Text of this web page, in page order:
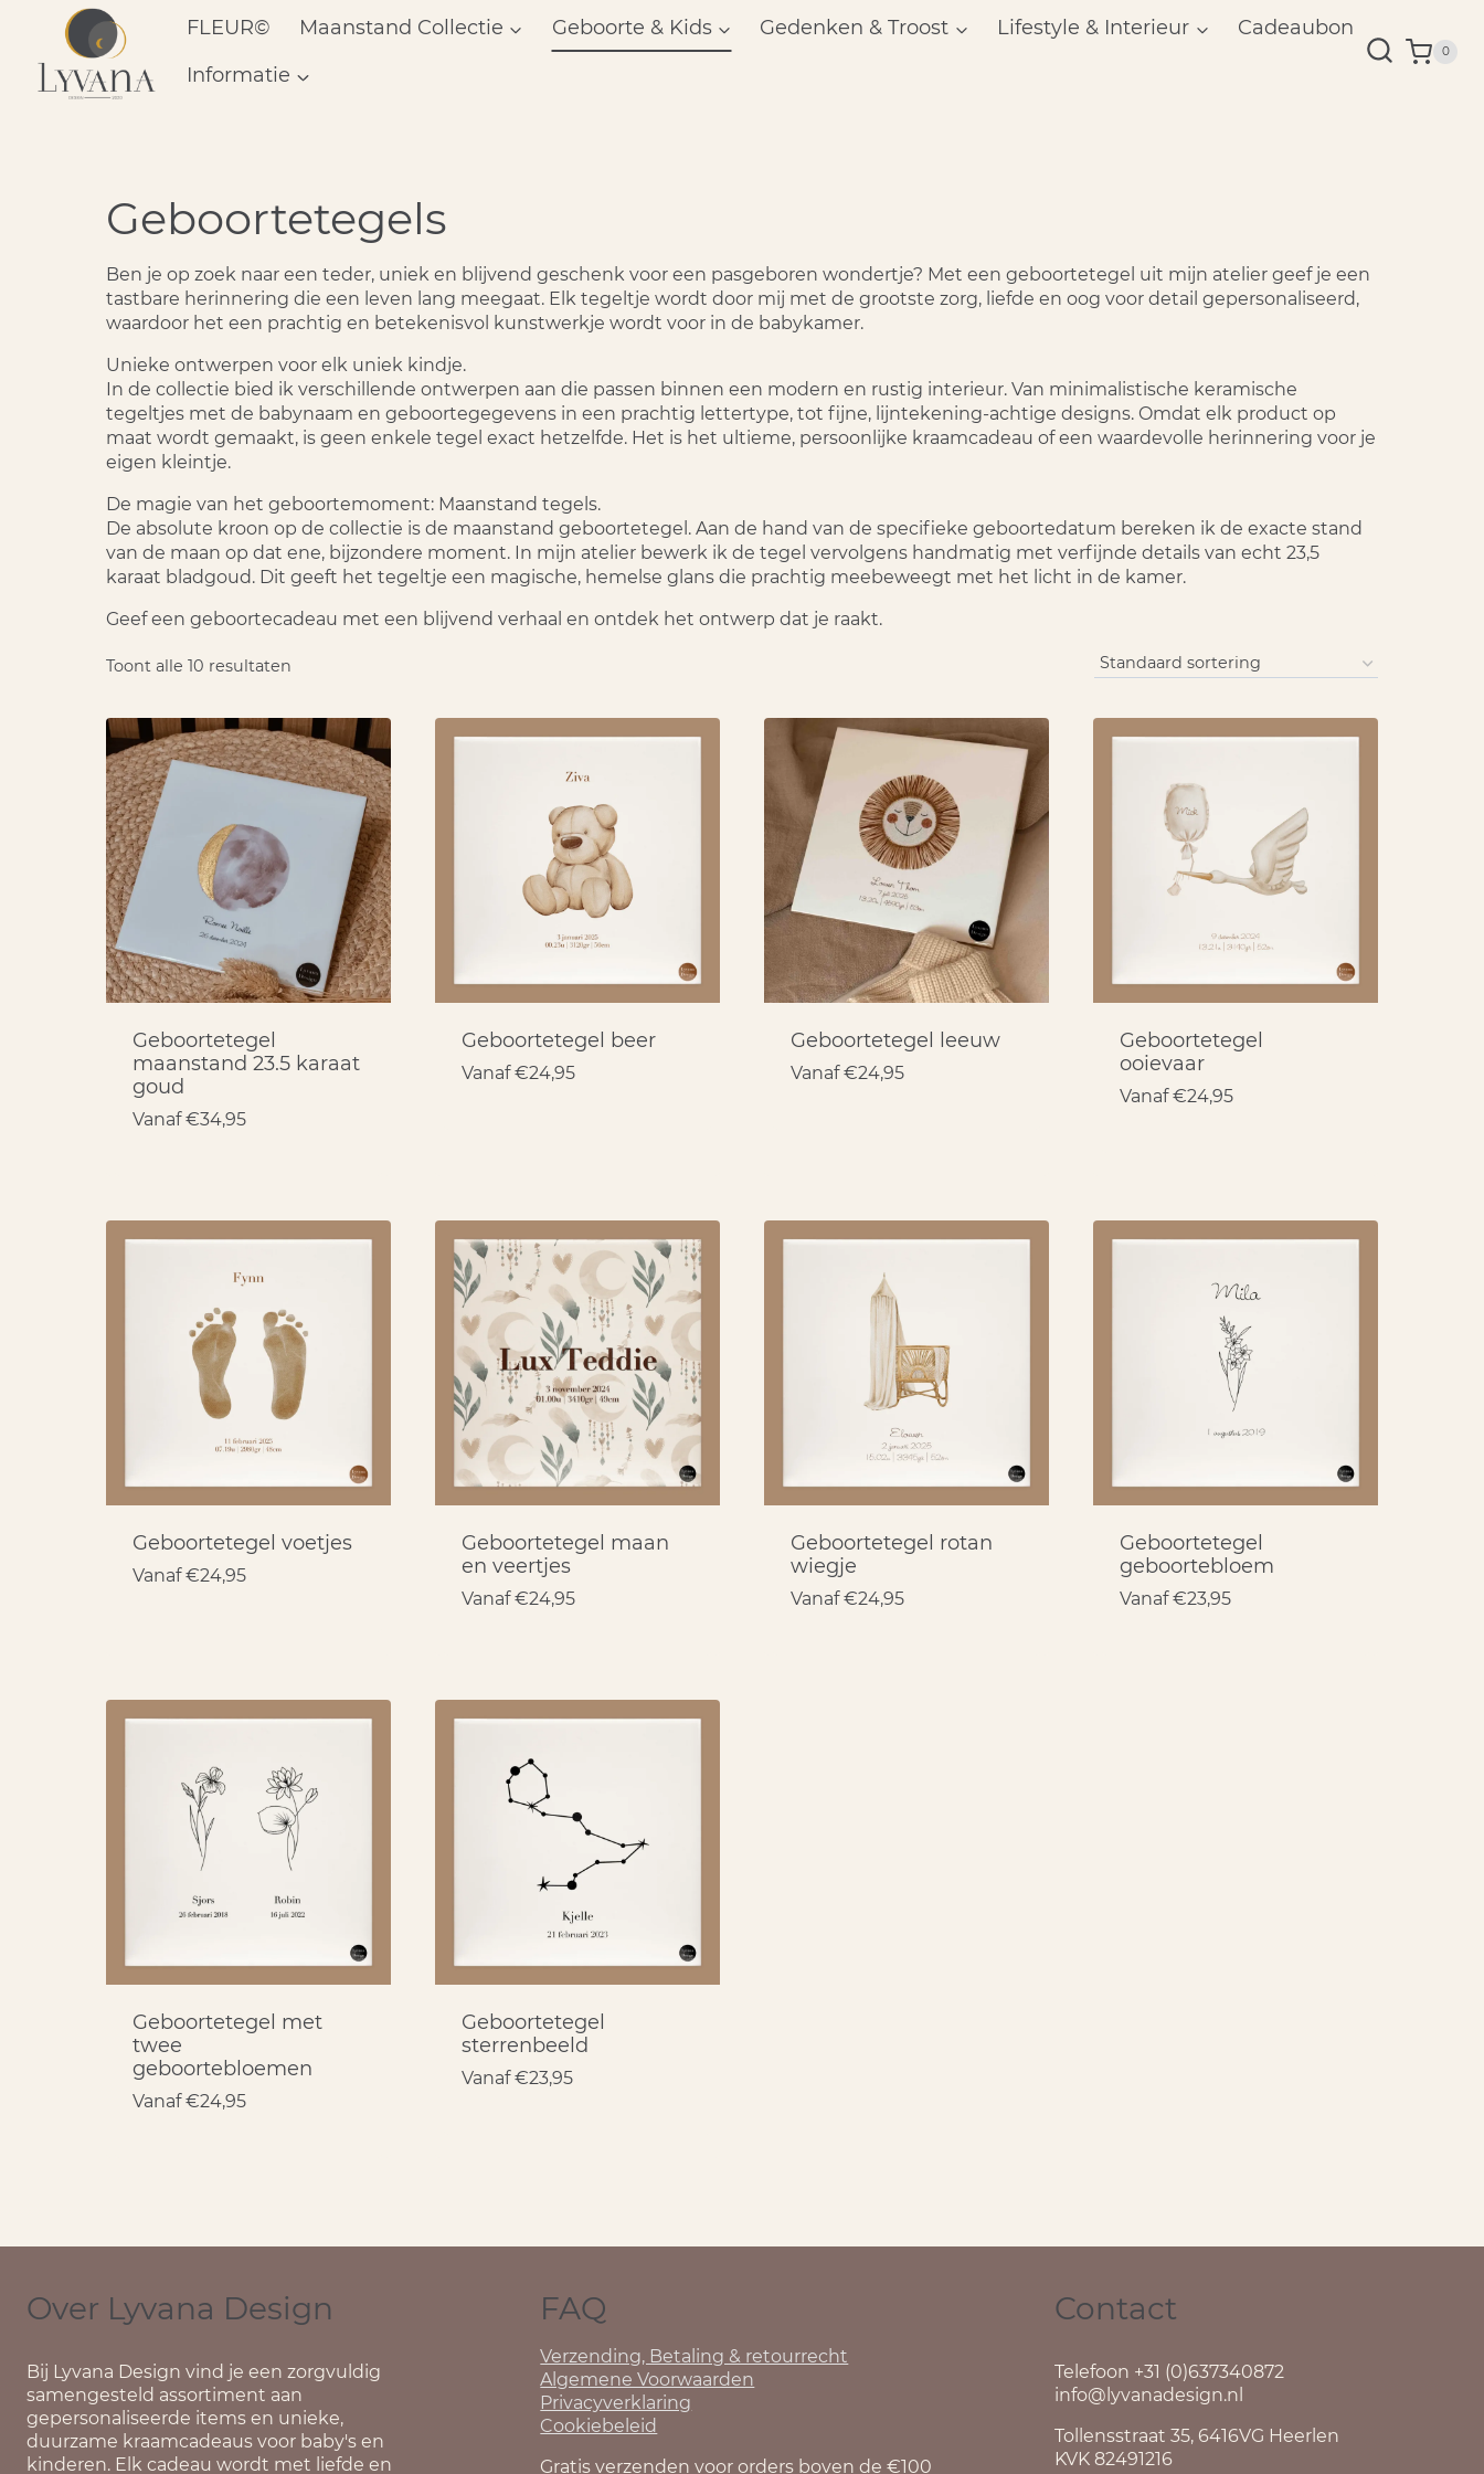
Doorgaan
inhoud
FLEUR© Maanstand Collectie Geboorte & Kids Gedenken & Troost Lifestyle & Interieur
Cadeaubon
Informatie
0
Geboortetegels
Ben je op zoek naar een teder, uniek en blijvend geschenk voor een pasgeboren wondertje? Met een geboortetegel uit mijn atelier geef je een
tastbare herinnering die een leven lang meegaat. Elk tegeltje wordt door mij met de grootste zorg, liefde en oog voor detail gepersonaliseerd,
waardoor het een prachtig en betekenisvol kunstwerkje wordt voor in de babykamer.
Unieke ontwerpen voor elk uniek kindje.
In de collectie bied ik verschillende ontwerpen aan die passen binnen een modern en rustig interieur. Van minimalistische keramische
tegeltjes met de babynaam en geboortegegevens in een prachtig lettertype, tot fijne, lijntekening-achtige designs. Omdat elk product op
maat wordt gemaakt, is geen enkele tegel exact hetzelfde. Het is het ultieme, persoonlijke kraamcadeau of een waardevolle herinnering voor je
eigen kleintje.
De magie van het geboortemoment: Maanstand tegels.
De absolute kroon op de collectie is de maanstand geboortetegel . Aan de hand van de specifieke geboortedatum bereken ik de exacte stand
van de maan op dat ene, bijzondere moment. In mijn atelier bewerk ik de tegel vervolgens handmatig met verfijnde details van echt 23,5
karaat bladgoud. Dit geeft het tegeltje een magische, hemelse glans die prachtig meebeweegt met het licht in de kamer.
Geef een geboortecadeau met een blijvend verhaal en ontdek het ontwerp dat je raakt.
Toont alle 10 resultaten
Geboortetegel
maanstand 23.5 karaat
goud
Vanaf €34,95
Geboortetegel beer
Vanaf €24,95
Geboortetegel leeuw
Vanaf €24,95
Geboortetegel
ooievaar
Vanaf €24,95
Geboortetegel voetjes
Vanaf €24,95
Geboortetegel maan
en veertjes
Vanaf €24,95
Geboortetegel rotan
wiegje
Vanaf €24,95
Geboortetegel
geboortebloem
Vanaf €23,95
Geboortetegel met
twee
geboortebloemen
Vanaf €24,95
Geboortetegel
sterrenbeeld
Vanaf €23,95
Over Lyvana Design
Bij Lyvana Design vind je een zorgvuldig
samengesteld assortiment aan
gepersonaliseerde items en unieke,
duurzame kraamcadeaus voor baby's en
kinderen. Elk cadeau wordt met liefde en
FAQ
Verzending, Betaling & retourrecht
Algemene Voorwaarden
Privacyverklaring
Cookiebeleid
Gratis verzenden voor orders boven de €100
Contact
Telefoon +31 (0)637340872
info@lyvanadesign.nl
Tollensstraat 35, 6416VG Heerlen
KVK 82491216